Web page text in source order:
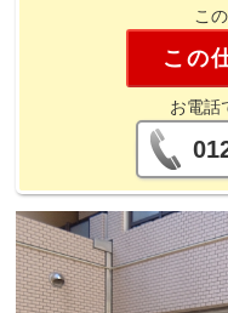
こ
この
お電話